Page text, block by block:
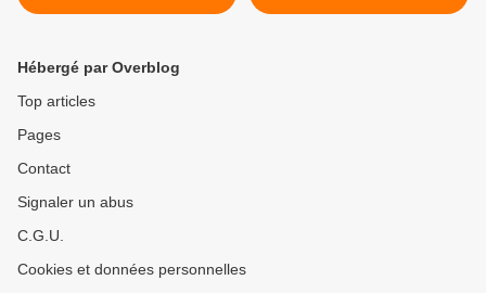
Félix HESSOU doit
d’Albert Tévoèdjrè >
Hébergé par Overblog
Top articles
Pages
Contact
Signaler un abus
C.G.U.
Cookies et données personnelles